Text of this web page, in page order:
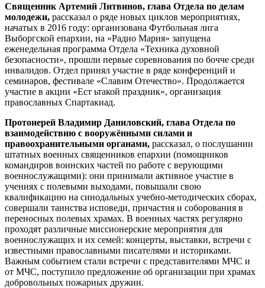
Священник Артемий Литвинов, глава Отдела по делам
молодежи, рассказал о ряде новых циклов мероприятиях,
начатых в 2016 году: организована Футбольная лига
Выборгской епархии, на «Радио Мария» запущена
еженедельная программа Отдела «Техника духовной
безопасности», прошли первые соревнования по бочче среди
инвалидов. Отдел принял участие в ряде конференций и
семинаров, фестивале «Славим Отечество». Продолжается
участие в акции «Ест ьтакой праздник», организация
православных Спартакиад.
Протоиерей Владимир Даниловский, глава Отдела по
взаимодействию с вооружёнными силами и
правоохранительными органами, рассказал, о послушании
штатных военных священников епархии (помощников
командиров воинских частей по работе с верующими
военнослужащими): они принимали активное участие в
учениях с полевыми выходами, повышали свою
квалификацию на синодальных учебно-методических сборах,
совершали таинства исповеди, причастия и соборования в
переносных полевых храмах. В военных частях регулярно
проходят различные миссионерские мероприятия для
военнослужащих и их семей: концерты, выставки, встречи с
известными православными писателями и историками.
Важным событием стали встречи с представителями МЧС и
от МЧС, поступило предложение об организации при храмах
добровольных пожарных дружин.